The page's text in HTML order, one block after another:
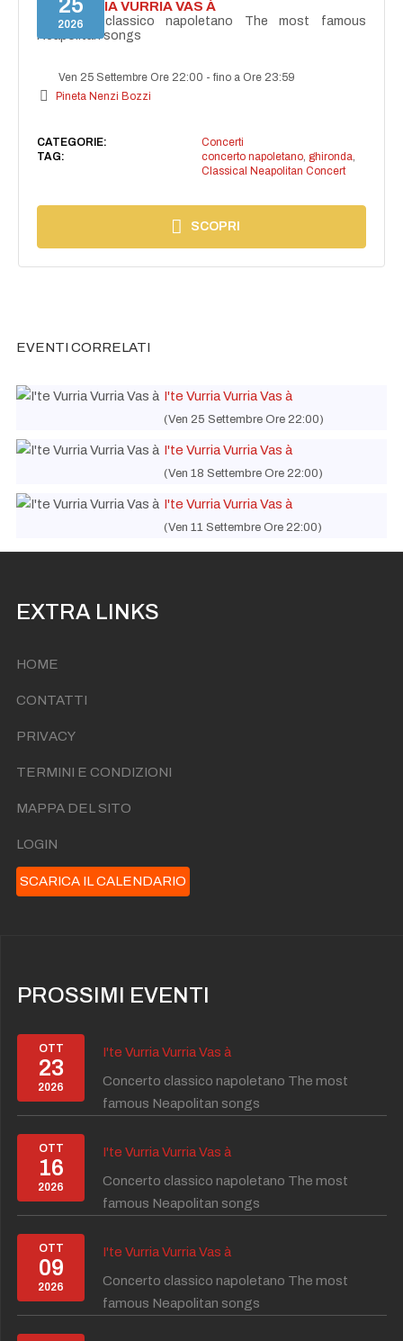
2026
I'TE VURRIA VURRIA VAS À
Concerto classico napoletano The most famous
Neapolitan songs
Ven 25 Settembre Ore 22:00 -fino a Ore 23:59
Pineta Nenzi Bozzi
CATEGORIE:
Concerti
TAG:
concerto napoletano, ghironda
Classical Neapolitan Concert
SCOPRI
EVENTI CORRELATI
I'te Vurria Vurria Vas à
(Ven 25 Settembre Ore 22:00)
I'te Vurria Vurria Vas à
(Ven 18 Settembre Ore 22:00)
I'te Vurria Vurria Vas à
(Ven 11 Settembre Ore 22:00)
EXTRA LINKS
HOME
CONTATTI
PRIVACY
TERMINI E CONDIZIONI
MAPPA DEL SITO
LOGIN
SCARICA IL CALENDARIO
PROSSIMI EVENTI
OTT
23
2026
I'te Vurria Vurria Vas à
Concerto classico napoletano The most
famous Neapolitan songs
OTT
16
2026
I'te Vurria Vurria Vas à
Concerto classico napoletano The most
famous Neapolitan songs
OTT
09
2026
I'te Vurria Vurria Vas à
Concerto classico napoletano The most
famous Neapolitan songs